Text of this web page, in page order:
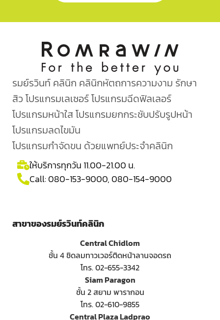
รมย์รวินท์ คลินิก คลินิกหัตถการความงาม รักษา
สิว โปรแกรมเลเซอร์ โปรแกรมฉีดฟิลเลอร์
โปรแกรมหน้าใส โปรแกรมยกกระชับปรับรูปหน้า
โปรแกรมลดไขมัน
โปรแกรมกำจัดขน ด้วยแพทย์ประจำคลินิก
ให้บริการทุกวัน 11.00-21.00 น.
Call:080-153-9000, 080-154-9000
สาขาของรมย์รวินท์คลินิก
Central Chidlom
ชั้น 4 ชิดลมทาวเวอร์ติดหน้าลานจอดรถ
โทร. 02-655-3342
Siam Paragon
ชั้น 2 สยาม พารากอน
โทร. 02-610-9855
Central Plaza Ladprao